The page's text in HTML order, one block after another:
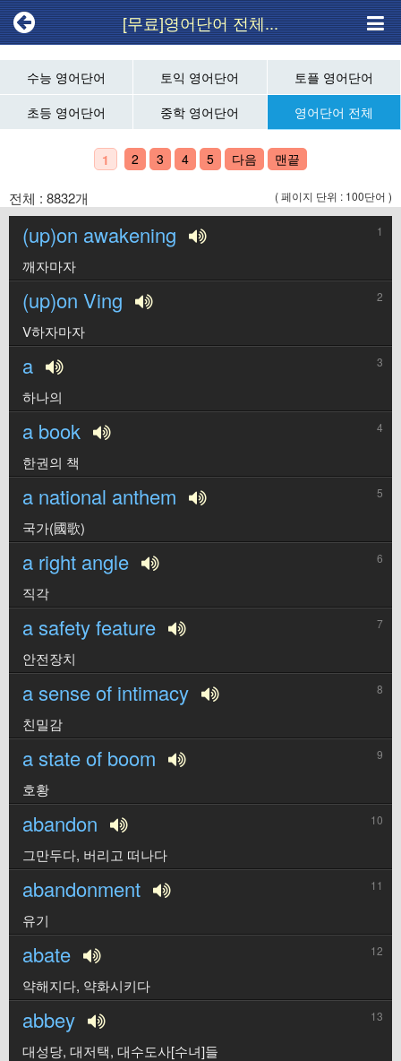
[무료]영어단어 전체...
수능 영어단어 토익 영어단어
토플 영어단어
초등 영어단어
중학 영어단어 영어단어 전체
1 2 3 4 5 다음 맨끝
전체 : 8832개 ( 페이지 단위 : 100단어 )
(up)on awakening 1
깨자마자
(up)on Ving 2
V하자마자
a 3
하나의
a book 4
한권의 책
a national anthem 5
국가(國歌)
a right angle 6
직각
a safety feature 7
안전장치
a sense of intimacy 8
친밀감
a state of boom 9
호황
abandon 10
그만두다, 버리고 떠나다
abandonment 11
유기
abate 12
약해지다, 약화시키다
abbey 13
대성당, 대저택, 대수도사[수녀]들